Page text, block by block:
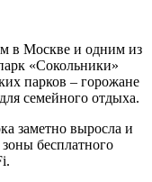
в Москве и одним из
«Сокольники»
парков – горожане
семейного отдыха.
заметно выросла и
бесплатного